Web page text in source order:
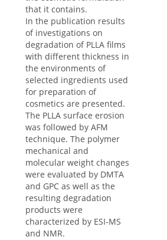
that it contains.
In the publication results
of investigations on
degradation of PLLA films
with different thickness in
the environments of
selected ingredients used
for preparation of
cosmetics are presented.
The PLLA surface erosion
was followed by AFM
technique. The polymer
mechanical and
molecular weight changes
were evaluated by DMTA
and GPC as well as the
resulting degradation
products were
characterized by ESI-MS
and NMR.